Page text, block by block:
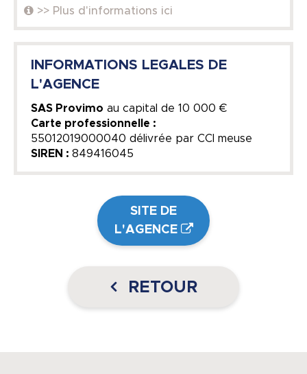
>> Plus d'informations ici
INFORMATIONS LEGALES DE
L'AGENCE
SAS Provimo au capital de 10 000 €
Carte professionnelle :
55012019000040 délivrée par CCI meuse
SIREN : 849416045
SITE DE
L'AGENCE
RETOUR